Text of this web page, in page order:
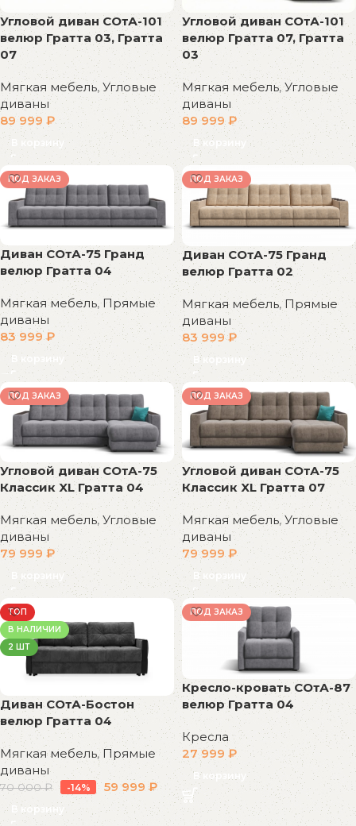
Угловой диван СОтА-101
велюр Гратта 03, Гратта
07
Мягкая мебель, Угловые
диваны
89 999 ₽
В корзину
Угловой диван СОтА-101
велюр Гратта 07, Гратта
03
Мягкая мебель,Угловые
диваны
89 999₽
В корзину
ПОД ЗАКАЗ
Диван СОтА-75 Гранд
велюр Гратта 04
Мягкая мебель,Прямые
диваны
83 999₽
В корзину
ПОД ЗАКАЗ
Диван СОтА-75 Гранд
велюр Гратта 02
Мягкая мебель,Прямые
диваны
83 999₽
В корзину
ПОД ЗАКАЗ
Угловой диван СОтА-75
Классик XL Гратта 04
Мягкая мебель,Угловые
диваны
79 999 ₽
В корзину
ПОД ЗАКАЗ
Угловой диван СОтА-75
Классик XL Гратта 07
Мягкая мебель,Угловые
диваны
79 999₽
В корзину
ТОП
В НАЛИЧИИ
2 ШТ
Диван СОтА-Бостон
велюр Гратта 04
Мягкая мебель, Прямые
диваны
70 000₽ -14% 59 999₽
В корзину
ПОД ЗАКАЗ
Кресло-кровать СОтА-87
велюр Гратта 04
Кресла
27 999 ₽
В корзину